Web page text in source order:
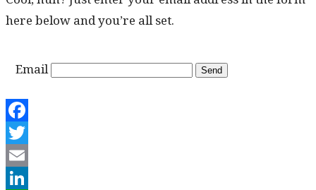
here below and you’re all set.
Email
Facebook
Twitter
Email